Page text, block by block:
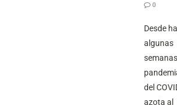
0
Desde
algunas
del
azota al